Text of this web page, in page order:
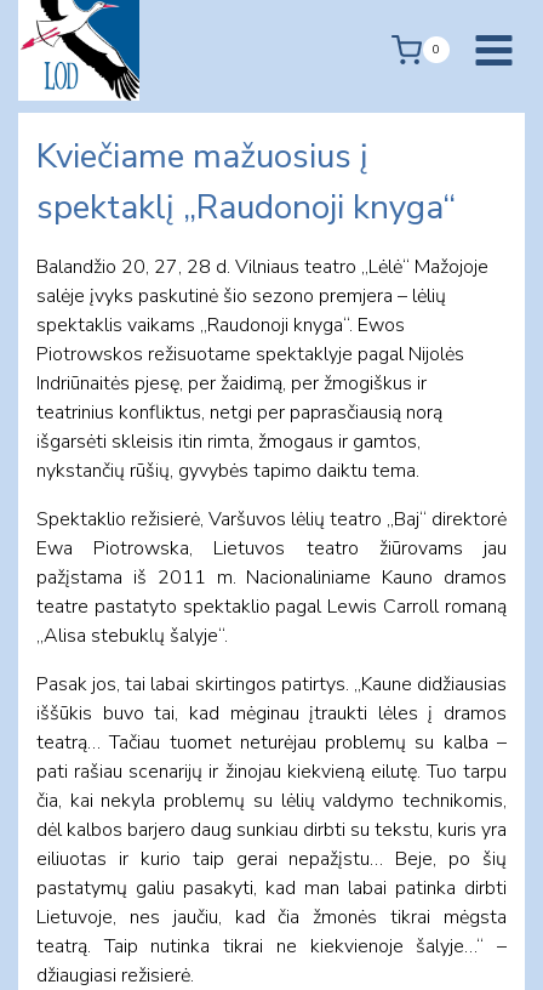
content
0
Kviečiame mažuosius į
spektaklį „Raudonoji knyga“
Balandžio 20, 27, 28 d. Vilniaus teatro „Lėlė“ Mažojoje
salėje įvyks paskutinė šio sezono premjera – lėlių
spektaklis vaikams „Raudonoji knyga“. Ewos
Piotrowskos režisuotame spektaklyje pagal Nijolės
Indriūnaitės pjesę, per žaidimą, per žmogiškus ir
teatrinius konfliktus, netgi per paprasčiausią norą
išgarsėti skleisis itin rimta, žmogaus ir gamtos,
nykstančių rūšių, gyvybės tapimo daiktu tema.
Spektaklio režisierė, Varšuvos lėlių teatro „Baj“ direktorė
Ewa Piotrowska, Lietuvos teatro žiūrovams jau
pažįstama iš 2011 m. Nacionaliniame Kauno dramos
teatre pastatyto spektaklio pagal Lewis Carroll romaną
„Alisa stebuklų šalyje“.
Pasak jos, tai labai skirtingos patirtys. „Kaune didžiausias
iššūkis buvo tai, kad mėginau įtraukti lėles į dramos
teatrą… Tačiau tuomet neturėjau problemų su kalba –
pati rašiau scenarijų ir žinojau kiekvieną eilutę. Tuo tarpu
čia, kai nekyla problemų su lėlių valdymo technikomis,
dėl kalbos barjero daug sunkiau dirbti su tekstu, kuris yra
eiliuotas ir kurio taip gerai nepažįstu… Beje, po šių
pastatymų galiu pasakyti, kad man labai patinka dirbti
Lietuvoje, nes jaučiu, kad čia žmonės tikrai mėgsta
teatrą. Taip nutinka tikrai ne kiekvienoje šalyje…“ –
džiaugiasi režisierė.